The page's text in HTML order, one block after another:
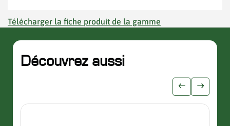
Télécharger la fiche produit de la gamme
Découvrez aussi
Afficher